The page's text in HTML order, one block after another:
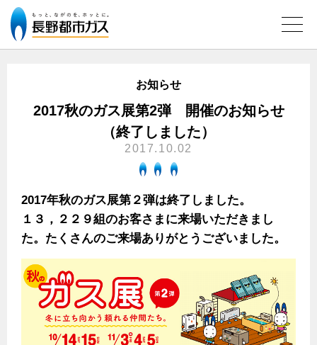
ガス料金について
家庭用選択約款
ご請求とお支払いについて
クレジットカードによるお支払い
払込書による窓口でのお支払い
払込書によるスマホアプリでのお支払い
ガスコンロとIHクッキングヒーターの比較
安全性
調理性
清掃性
ガス給湯器とエコキュートの比較
快適性
ガスコンロ
オススメの商品一覧
最新ガスコンロの実力
グリル活用法
コンロの取替えは
私たちのリフォーム
キッチンをリフォーム
バスルームをリフォーム
サニタリーをリフォーム
その他をリフォーム
長野都市ガスのでんきのポイント
電気料金 長野都市ガスでんきプラン
都市ガスでんき 従量電灯Ｂ
Chef Ropia's JOYFUL CUISINE
ヤミーのレシピ帖
法人のお客様へ
ホーム お知らせ
お知らせ
2017秋のガス展第2弾 開催のお知らせ
（終了しました）
2017.10.02
2017年秋のガス展第２弾は終了しました。
１３，２２９組のお客さまに来場いただきまし
た。たくさんのご来場ありがとうございました。